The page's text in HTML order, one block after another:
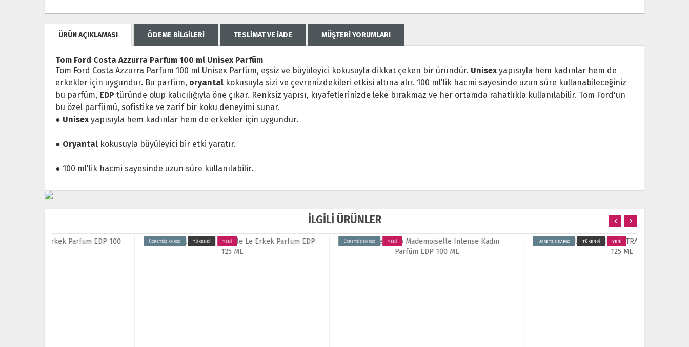
ÜRÜN AÇIKLAMASI ÖDEME BİLGİLERİ TESLİMAT VE İADE MÜŞTERİ YORUMLARI
Tom Ford Costa Azzurra Parfum 100 ml Unisex Parfüm
Tom Ford Costa Azzurra Parfum 100 ml Unisex Parfüm, eşsiz ve büyüleyici kokusuyla dikkat çeken bir üründür. Unisex yapısıyla hem kadınlar hem de
erkekler için uygundur. Bu parfüm, oryantal kokusuyla sizi ve çevrenizdekileri etkisi altına alır. 100 ml'lik hacmi sayesinde uzun süre kullanabileceğiniz
bu parfüm, EDP türünde olup kalıcılığıyla öne çıkar. Renksiz yapısı, kıyafetlerinizde leke bırakmaz ve her ortamda rahatlıkla kullanılabilir. Tom Ford'un
bu özel parfümü, sofistike ve zarif bir koku deneyimi sunar.
● Unisex yapısıyla hem kadınlar hem de erkekler için uygundur.
● Oryantal kokusuyla büyüleyici bir etki yaratır.
● 100 ml'lik hacmi sayesinde uzun süre kullanılabilir.
İLGİLİ ÜRÜNLER
ÜCRETSİZ KARGO TÜKENDİ ÜCRETSİZ KARGO YENİ ÜCRETSİZ KARGO